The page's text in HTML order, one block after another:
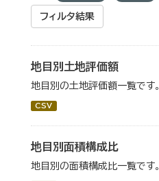
フィルタ結果
地目別土地評価額
地目別の土地評価額一覧です。
CSV
地目別面積構成比
地目別の面積構成比一覧です。